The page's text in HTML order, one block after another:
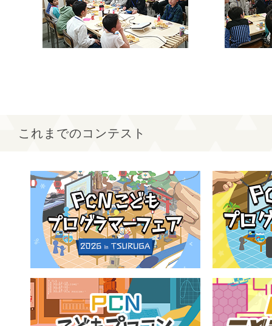
これまでのコンテスト